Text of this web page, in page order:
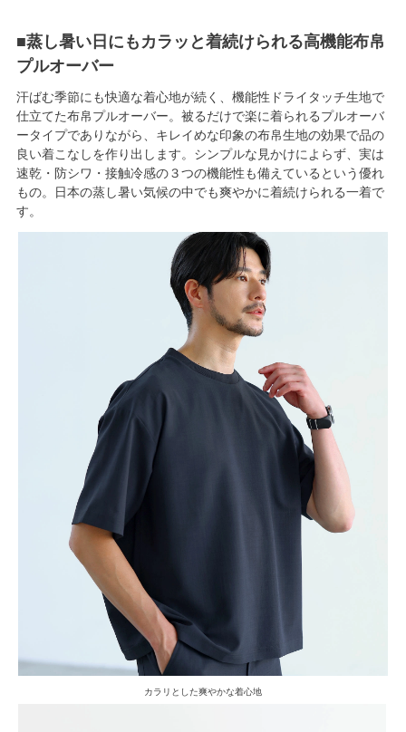
■蒸し暑い日にもカラッと着続けられる高機能布帛
プルオーバー
汗ばむ季節にも快適な着心地が続く、機能性ドライタッチ生地で
仕立てた布帛プルオーバー。被るだけで楽に着られるプルオーバ
ータイプでありながら、キレイめな印象の布帛生地の効果で品の
良い着こなしを作り出します。シンプルな見かけによらず、実は
速乾・防シワ・接触冷感の３つの機能性も備えているという優れ
もの。日本の蒸し暑い気候の中でも爽やかに着続けられる一着で
す。
カラリとした爽やかな着心地